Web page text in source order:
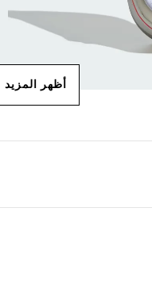
أظهر المزيد